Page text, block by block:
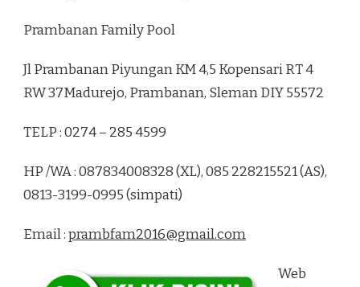
Prambanan Family Pool
Jl Prambanan Piyungan KM 4,5 Kopensari RT 4
RW 37Madurejo, Prambanan, Sleman DIY 55572
TELP : 0274 – 285 4599
HP /WA : 087834008328 (XL), 085 228215521 (AS),
0813-3199-0995 (simpati)
Email :prambfam2016@gmail.com
Web